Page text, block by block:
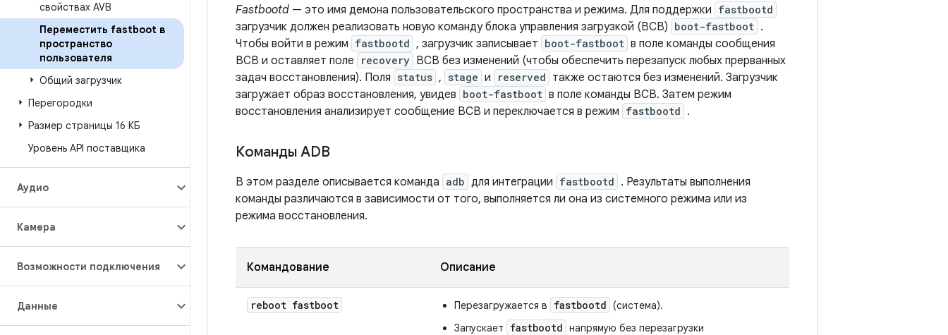
свойствах AVB
Переместить fastboot в
пространство
пользователя
Общий загрузчик
Перегородки
Размер страницы 16 КБ
Уровень API поставщика
Аудио
Камера
Возможности подключения
Данные
Fastbootd — это имя демона пользовательского пространства и режима. Для поддержки fastbootd
загрузчик должен реализовать новую команду блока управления загрузкой (BCB) boot-fastboot .
Чтобы войти в режим fastbootd , загрузчик записывает boot-fastboot в поле команды сообщения
BCB и оставляет поле
recovery BCB без изменений (чтобы обеспечить перезапуск любых прерванных
задач восстановления). Поля status , stage и reserved также остаются без изменений. Загрузчик
загружает образ восстановления, увидев boot-fastboot в поле команды BCB. Затем режим
восстановления анализирует сообщение BCB и переключается в режим fastbootd .
Команды ADB
В этом разделе описывается команда adb для интеграции fastbootd . Результаты выполнения
команды различаются в зависимости от того, выполняется ли она из системного режима или из
режима восстановления.
Командование Описание
reboot fastboot Перезагружается в fastbootd (система).
Запускает
fastbootd напрямую без перезагрузки